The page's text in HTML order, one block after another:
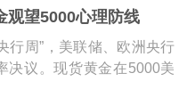
观望5000心理防线
行周”，美联储、欧洲央行
决议。现货黄金在5000美